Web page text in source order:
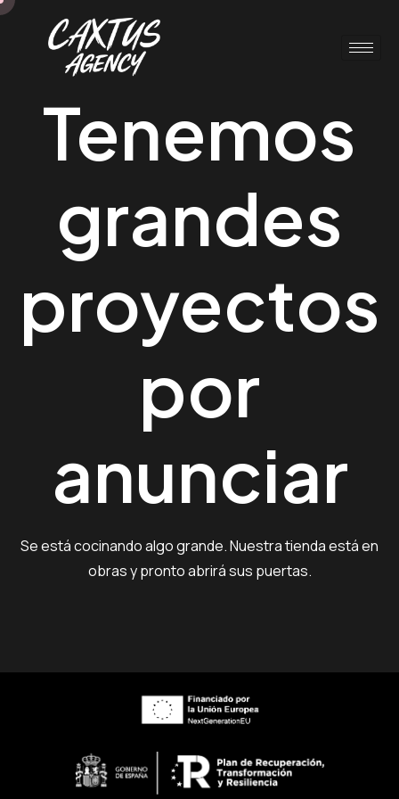
Tenemos
grandes
proyectos
por
anunciar
Se está cocinando algo grande. Nuestra tienda está en
obras y pronto abrirá sus puertas.